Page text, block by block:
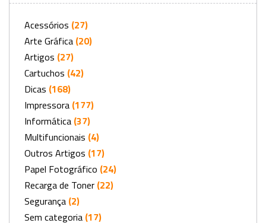
Acessórios (27)
Arte Gráfica (20)
Artigos (27)
Cartuchos (42)
Dicas (168)
Impressora (177)
Informática (37)
Multifuncionais (4)
Outros Artigos (17)
Papel Fotográfico (24)
Recarga de Toner (22)
Segurança (2)
Sem categoria (17)